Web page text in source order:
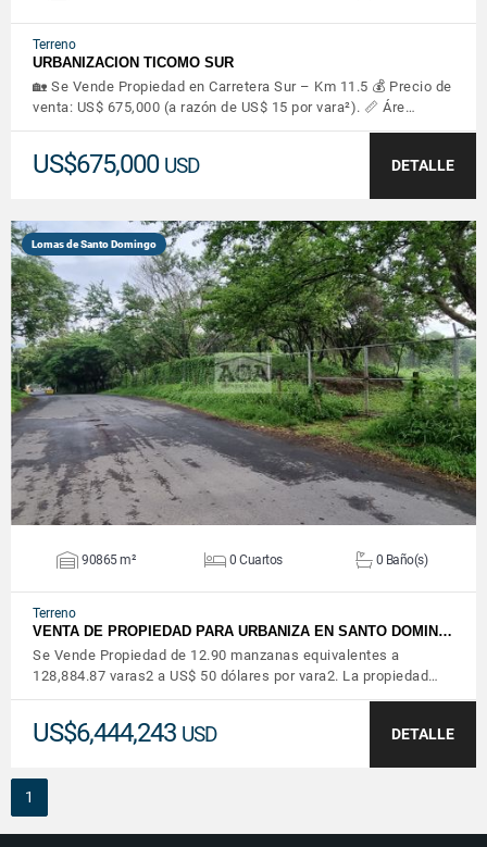
Terreno
URBANIZACION TICOMO SUR
🏡 Se Vende Propiedad en Carretera Sur – Km 11.5 💰 Precio de
venta: US$ 675,000 (a razón de US$ 15 por vara²). 📏 Áre…
US$675,000 USD DETALLE
Lomas de Santo Domingo
VER DETALLES
90865 m² 0 Cuartos 0 Baño(s)
Terreno
VENTA DE PROPIEDAD PARA URBANIZA EN SANTO DOMIN…
Se Vende Propiedad de 12.90 manzanas equivalentes a
128,884.87 varas2 a US$ 50 dólares por vara2. La propiedad…
US$6,444,243 USD DETALLE
1